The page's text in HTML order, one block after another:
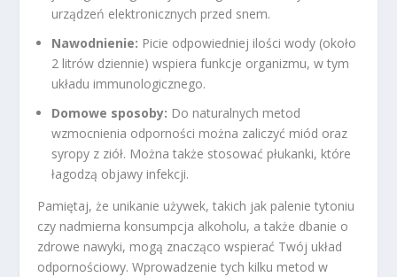
urządzeń elektronicznych przed snem.
Nawodnienie: Picie odpowiedniej ilości wody (około
2 litrów dziennie) wspiera funkcje organizmu, w tym
układu immunologicznego.
Domowe sposoby: Do naturalnych metod
wzmocnienia odporności można zaliczyć miód oraz
syropy z ziół. Można także stosować płukanki, które
łagodzą objawy infekcji.
Pamiętaj, że unikanie używek, takich jak palenie tytoniu
czy nadmierna konsumpcja alkoholu, a także dbanie o
zdrowe nawyki, mogą znacząco wspierać Twój układ
odpornościowy. Wprowadzenie tych kilku metod w